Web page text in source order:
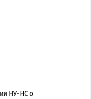
НУ-НС о